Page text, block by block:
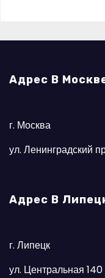
Адрес В
г. Москва
ул. Ленинградский
Адрес В
г. Липецк
ул. Центральная 140